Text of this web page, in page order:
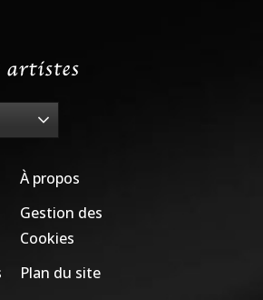
À propos
Gestion des
Cookies
Plan du site